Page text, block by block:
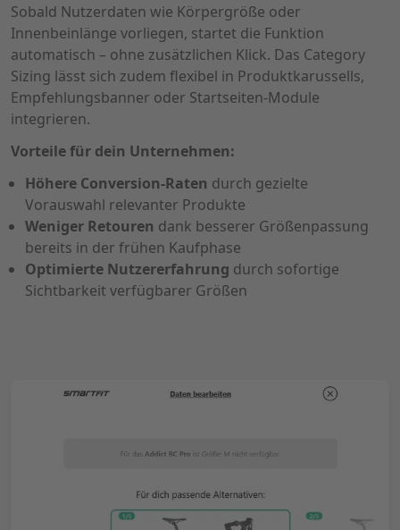
Sobald Nutzerdaten wie Körpergröße oder
Innenbeinlänge vorliegen, startet die Funktion
automatisch – ohne zusätzlichen Klick. Das Category
Sizing lässt sich zudem flexibel in Produktkarussells,
Empfehlungsbanner oder Startseiten-Module
integrieren.
Vorteile für dein Unternehmen:
Höhere Conversion-Raten durch gezielte
Vorauswahl relevanter Produkte
Weniger Retouren dank besserer Größenpassung
bereits in der frühen Kaufphase
Optimierte Nutzererfahrung durch sofortige
Sichtbarkeit verfügbarer Größen